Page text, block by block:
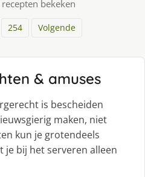
bekeken
254 Volgende
& amuses
is bescheiden
maken, niet
kun je grotendeels
je bij het serveren alleen